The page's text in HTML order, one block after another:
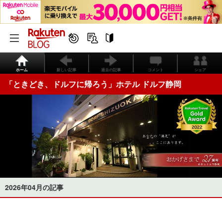
ホーム 新しい記事 過去の記事 コメント シェア
「ときどき、ドルフに帰ろう」ホテル ドルフ静岡
2026年04月の記事